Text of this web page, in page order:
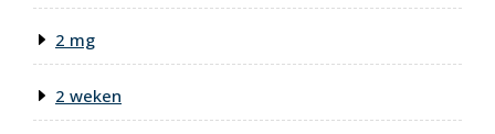
2 mg
2 weken